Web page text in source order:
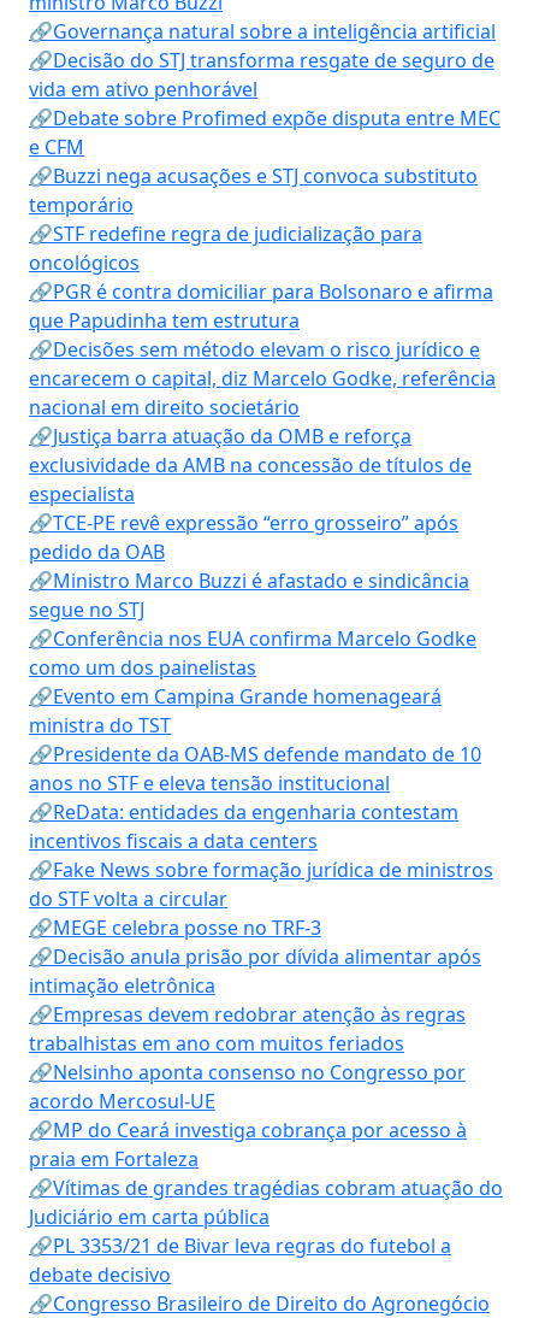
🔗Governança natural sobre a inteligência artificial
🔗Decisão do STJ transforma resgate de seguro de
vida em ativo penhorável
🔗Debate sobre Profimed expõe disputa entre MEC
e CFM
🔗Buzzi nega acusações e STJ convoca substituto
temporário
🔗STF redefine regra de judicialização para
oncológicos
🔗PGR é contra domiciliar para Bolsonaro e afirma
que Papudinha tem estrutura
🔗Decisões sem método elevam o risco jurídico e
encarecem o capital, diz Marcelo Godke, referência
nacional em direito societário
🔗Justiça barra atuação da OMB e reforça
exclusividade da AMB na concessão de títulos de
especialista
🔗TCE-PE revê expressão “erro grosseiro” após
pedido da OAB
🔗Ministro Marco Buzzi é afastado e sindicância
segue no STJ
🔗Conferência nos EUA confirma Marcelo Godke
como um dos painelistas
🔗Evento em Campina Grande homenageará
ministra do TST
🔗Presidente da OAB-MS defende mandato de 10
anos no STF e eleva tensão institucional
🔗ReData: entidades da engenharia contestam
incentivos fiscais a data centers
🔗Fake News sobre formação jurídica de ministros
do STF volta a circular
🔗MEGE celebra posse no TRF-3
🔗Decisão anula prisão por dívida alimentar após
intimação eletrônica
🔗Empresas devem redobrar atenção às regras
trabalhistas em ano com muitos feriados
🔗Nelsinho aponta consenso no Congresso por
acordo Mercosul-UE
🔗MP do Ceará investiga cobrança por acesso à
praia em Fortaleza
🔗Vítimas de grandes tragédias cobram atuação do
Judiciário em carta pública
🔗PL 3353/21 de Bivar leva regras do futebol a
debate decisivo
🔗Congresso Brasileiro de Direito do Agronegócio